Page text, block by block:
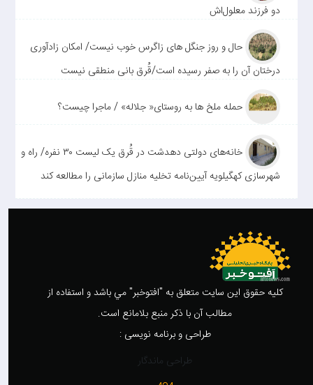
دو فرزند معلول‌اش
حال و روز جنگل های زاگرس خوب نیست/ امکان زادآوری
درختان آن را به صفر رسیده است/قُرق بانی منطقی نیست
حمله ملخ ها به روستای« جلاله» / ماجرا چیست؟
خانه‌های دولتی دهدشت در قُرق یک لیست ۳۰ نفره/ راه و
شهرسازی کهگیلویه آیین‌نامه تخلیه منازل سازمانی را مطالعه کند
کليه حقوق اين سايت متعلق به "افتوخبر" مي باشد و استفاده از
مطالب آن با ذکر منبع بلامانع است.
طراحی و برنامه نویسی :
طراحی ماندگار